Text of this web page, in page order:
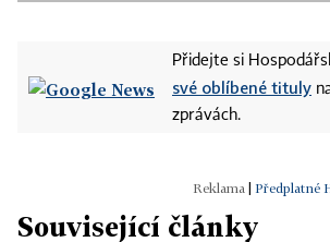
Přidejte si
své oblíbené tituly
zprávách.
Předplatné
Související články